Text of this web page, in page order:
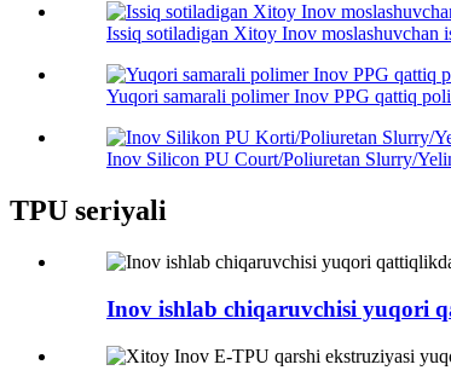
Issiq sotiladigan Xitoy Inov moslashuvchan
Yuqori samarali polimer Inov PPG qattiq
Inov Silicon PU Court/Poliuretan Slurry/
TPU seriyali
Inov ishlab chiqaruvchisi yuqori